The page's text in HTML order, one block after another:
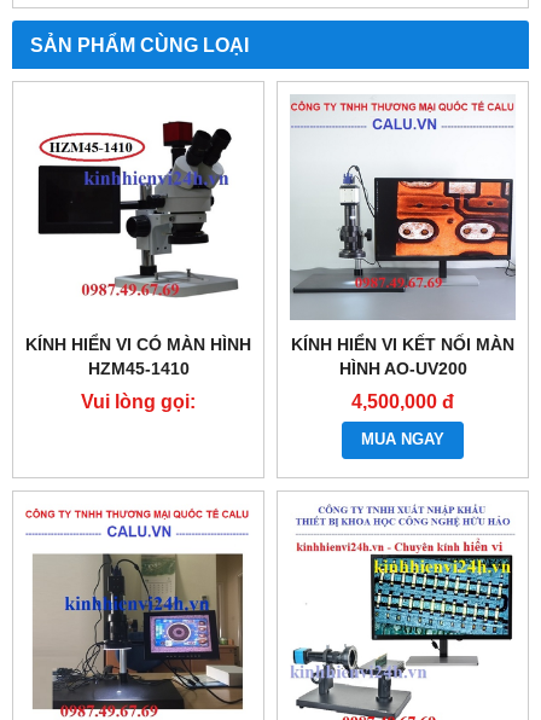
SẢN PHẨM CÙNG LOẠI
KÍNH HIỂN VI CÓ MÀN HÌNH
HZM45-1410
Vui lòng gọi:
KÍNH HIỂN VI KẾT NỐI MÀN
HÌNH AO-UV200
4,500,000 đ
MUA NGAY